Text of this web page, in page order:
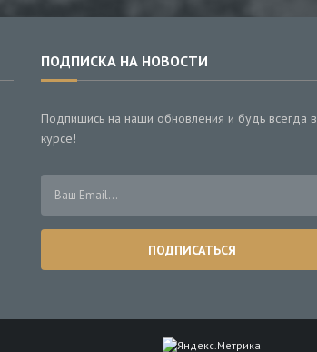
ПОДПИСКА НА НОВОСТИ
Подпишись на наши обновления и будь всегда в
курсе!